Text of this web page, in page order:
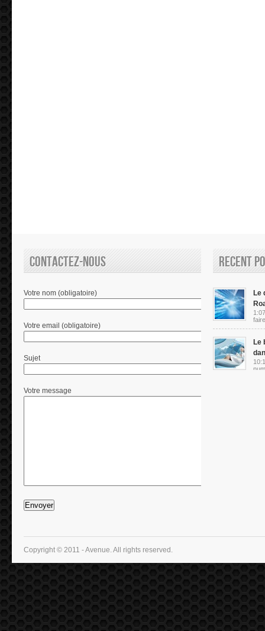
Contactez-nous
Votre nom (obligatoire)
Votre email (obligatoire)
Sujet
Votre message
Recent
Le
Le
Copyright © 2011 - Avenue. All rights reserved.